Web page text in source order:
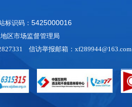
标识码：5425000016
区市场监督管理局
信访举报邮箱：xf289944@163.com